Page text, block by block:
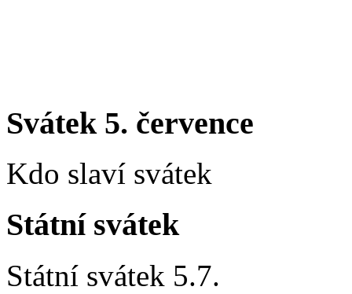
Svátek 5. července
Kdo slaví svátek
Státní svátek
Státní svátek 5.7.